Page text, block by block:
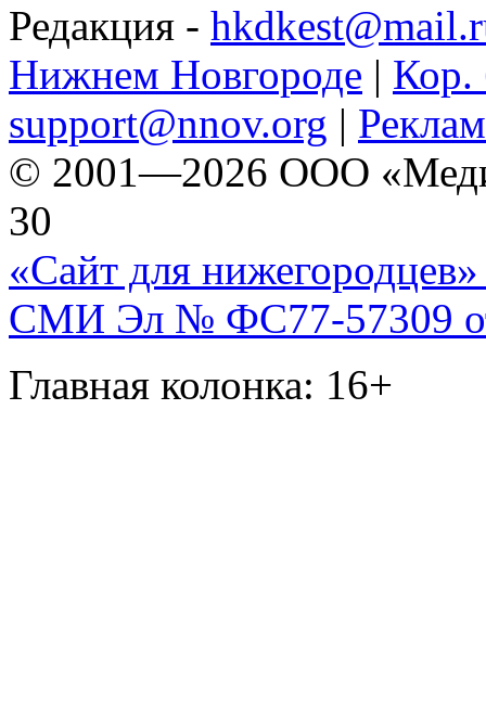
Редакция -
Нижнем Новгороде | Кор.
support@nnov.org |
© 2001—2026 ООО
30
«Сайт для нижегородцев»
СМИ Эл № ФС77-57309
Главная колонка: 16+